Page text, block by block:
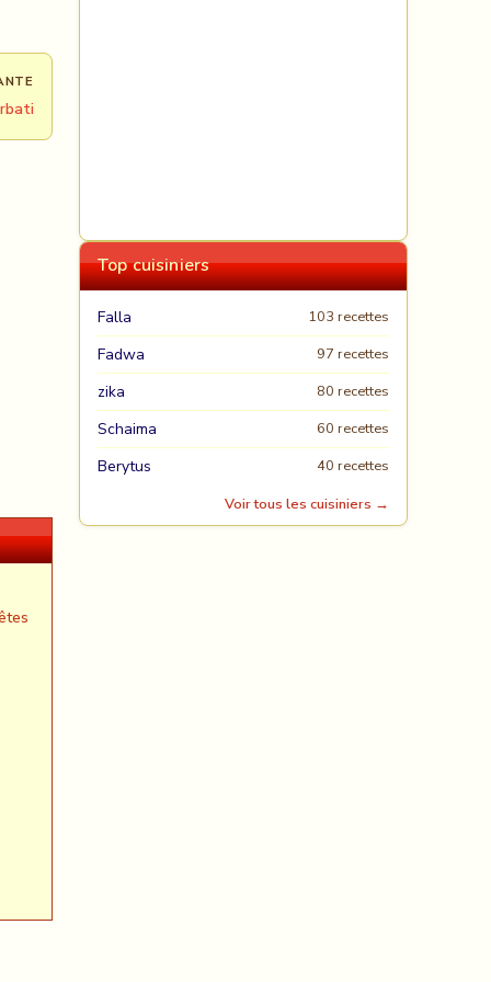
Top cuisiniers
Falla 103 recettes
Fadwa 97 recettes
zika 80 recettes
Schaima 60 recettes
Berytus
40 recettes
Voir tous les cuisiniers →